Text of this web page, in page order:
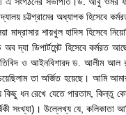
চট্টগ্রামের অধ্যাপক হিসেবে
শায়খুল হাদিস হিসেবে
দ্যা ডিপার্টমেন্ট হিসেবে
ও আইনবিশারদ ড. আলীম আল
তা অর্জিত হয়েছে। আমি আমার
ধন রেখে যেতে পারতাম,
সংখ্যা)। উল্লেখ্য যে,